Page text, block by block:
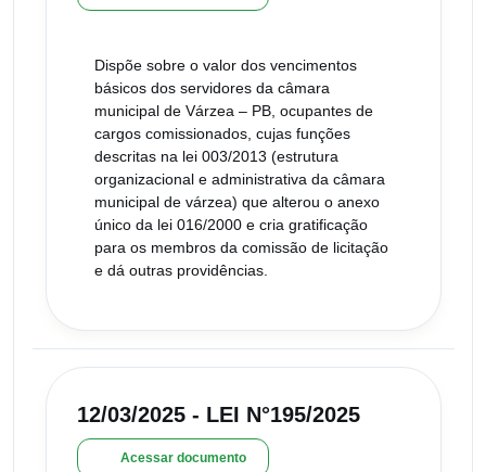
Dispõe sobre o valor dos vencimentos
básicos dos servidores da câmara
municipal de Várzea – PB, ocupantes de
cargos comissionados, cujas funções
descritas na lei 003/2013 (estrutura
organizacional e administrativa da câmara
municipal de várzea) que alterou o anexo
único da lei 016/2000 e cria gratificação
para os membros da comissão de licitação
e dá outras providências.
12/03/2025 - LEI N°195/2025
Acessar documento